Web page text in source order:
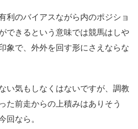
利のバイアスながら内のポジショ
できるという意味では競馬はしや
象で、外外を回す形にさえならな
い気もしなくはないですが、調教
た前走からの上積みはありそう
回なら。